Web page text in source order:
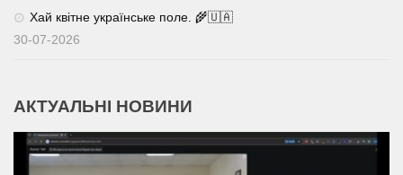
Хай квітне українське поле. 🌾🇺🇦
30-07-2026
АКТУАЛЬНІ НОВИНИ